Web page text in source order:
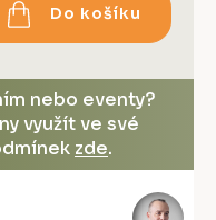
Do košíku
nebo eventy?
využít ve své
zde.